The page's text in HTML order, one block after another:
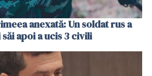
anexată: Un soldat rus a
apoi a ucis 3 civili